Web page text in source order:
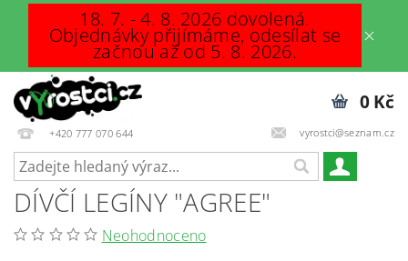
18. 7. - 4. 8. 2026 dovolená.
Objednávky přijímáme, odesílat se
začnou až od 5. 8. 2026.
+420 777 070 644 vyrostci@seznam.cz
0 Kč
DÍVČÍ LEGÍNY "AGREE"
Neohodnoceno